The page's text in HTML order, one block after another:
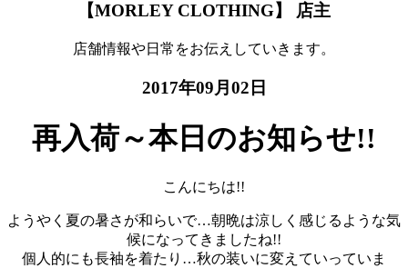
【MORLEY CLOTHING】 店主
店舗情報や日常をお伝えしていきます。
2017年09月02日
再入荷～本日のお知らせ!!
こんにちは!!
ようやく夏の暑さが和らいで…朝晩は涼しく感じるような気
候になってきましたね!!
個人的にも長袖を着たり…秋の装いに変えていっていま